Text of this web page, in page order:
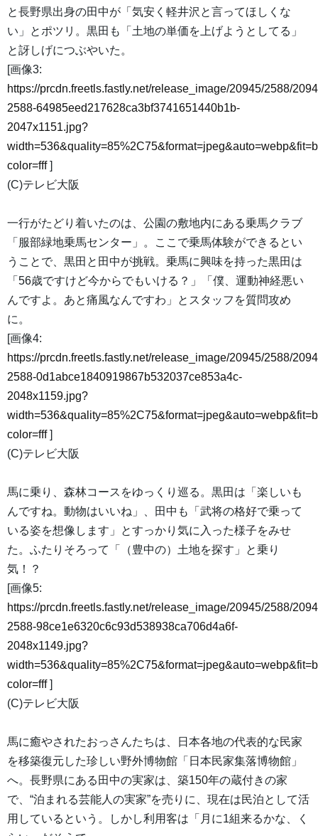
と長野県出身の田中が「気安く軽井沢と言ってほしくな
い」とポツリ。黒田も「土地の単価を上げようとしてる」
と訝しげにつぶやいた。
[画像3:
https://prcdn.freetls.fastly.net/release_image/20945/2588/
2588-64985eed217628ca3bf3741651440b1b-
2047x1151.jpg?
color=fff]
(C)テレビ大阪
一行がたどり着いたのは、公園の敷地内にある乗馬クラブ
「服部緑地乗馬センター」。ここで乗馬体験ができるとい
うことで、黒田と田中が挑戦。乗馬に興味を持った黒田は
「56歳ですけど今からでもいける？」「僕、運動神経悪い
んですよ。あと痛風なんですわ」とスタッフを質問攻め
に。
[画像4:
https://prcdn.freetls.fastly.net/release_image/20945/2588/
2588-0d1abce1840919867b532037ce853a4c-
2048x1159.jpg?
color=fff]
(C)テレビ大阪
馬に乗り、森林コースをゆっくり巡る。黒田は「楽しいも
んですね。動物はいいね」、田中も「武将の格好で乗って
いる姿を想像します」とすっかり気に入った様子をみせ
た。ふたりそろって「（豊中の）土地を探す」と乗り
気！？
[画像5:
https://prcdn.freetls.fastly.net/release_image/20945/2588/
2588-98ce1e6320c6c93d538938ca706d4a6f-
2048x1149.jpg?
color=fff]
(C)テレビ大阪
馬に癒やされたおっさんたちは、日本各地の代表的な民家
を移築復元した珍しい野外博物館「日本民家集落博物館」
へ。長野県にある田中の実家は、築150年の蔵付きの家
で、“泊まれる芸能人の実家”を売りに、現在は民泊として活
用しているという。しかし利用客は「月に1組来るかな、く